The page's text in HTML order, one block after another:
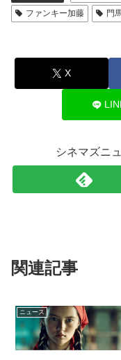
ファンキー加藤
門
X
シネマズニ
関連記事
ニュース